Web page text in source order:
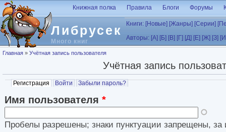
Перейти к основному содержанию
Либрусек
Много книг
Книжная полка Правила Блоги Форумы
Книги: [Новые] [Жанры] [Серии]
Авторы: [А] [Б] [В] [Г] [Д] [Е] [Ж] [З]
Вы здесь
Главная » Учётная запись пользователя
Учётная запись
Главные вкладки
Регистрация (активная вкладка)
Войти Забыли пароль?
Имя пользователя *
Пробелы разрешены; знаки пунктуации запрещены, за